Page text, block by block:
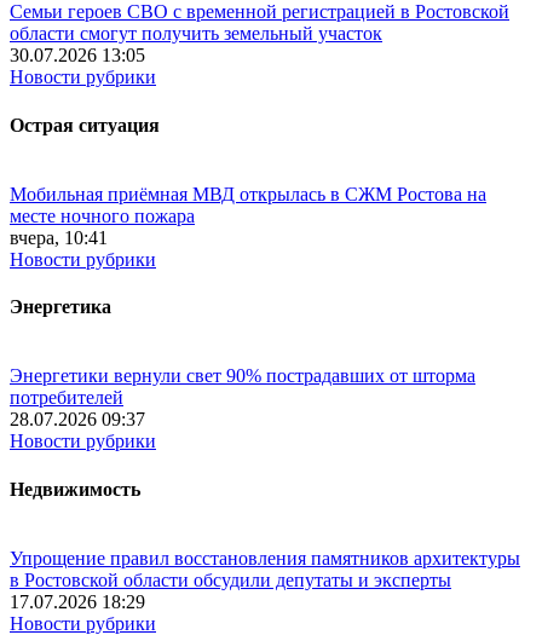
Семьи героев СВО с временной регистрацией в Ростовской
области смогут получить земельный участок
30.07.2026 13:05
Новости рубрики
Острая ситуация
Мобильная приёмная МВД открылась в СЖМ Ростова на
месте ночного пожара
вчера, 10:41
Новости рубрики
Энергетика
Энергетики вернули свет 90% пострадавших от шторма
потребителей
28.07.2026 09:37
Новости рубрики
Недвижимость
Упрощение правил восстановления памятников архитектуры
в Ростовской области обсудили депутаты и эксперты
17.07.2026 18:29
Новости рубрики